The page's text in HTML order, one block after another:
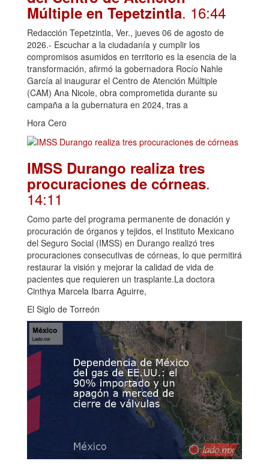
Múltiple en Tepetzintla. 16:44
Redacción Tepetzintla, Ver., jueves 06 de agosto de
2026.- Escuchar a la ciudadanía y cumplir los
compromisos asumidos en territorio es la esencia de la
transformación, afirmó la gobernadora Rocío Nahle
García al inaugurar el Centro de Atención Múltiple
(CAM) Ana Nicole, obra comprometida durante su
campaña a la gubernatura en 2024, tras a
Hora Cero
IMSS Durango realiza tres
procuraciones de córneas.
14:11
Como parte del programa permanente de donación y
procuración de órganos y tejidos, el Instituto Mexicano
del Seguro Social (IMSS) en Durango realizó tres
procuraciones consecutivas de córneas, lo que permitirá
restaurar la visión y mejorar la calidad de vida de
pacientes que requieren un trasplante.La doctora
Cinthya Marcela Ibarra Aguirre,
El Siglo de Torreón